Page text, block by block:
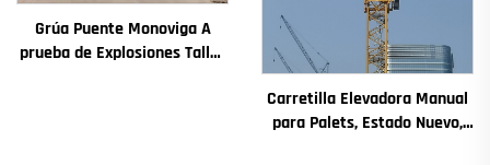
Grúa Puente Monoviga A
prueba de Explosiones Taller
Carretilla Elevadora Manual
para Palets, Estado Nuevo,